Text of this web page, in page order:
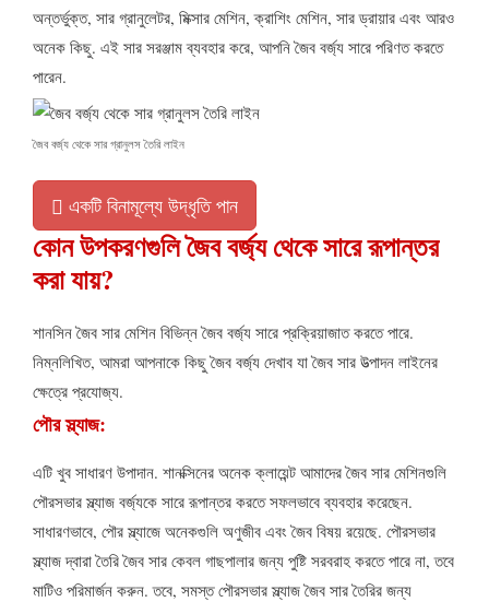
অন্তর্ভুক্ত, সার গ্রানুলেটর, মিক্সার মেশিন, ক্রাশিং মেশিন, সার ড্রায়ার এবং আরও
অনেক কিছু. এই সার সরঞ্জাম ব্যবহার করে, আপনি জৈব বর্জ্য সারে পরিণত করতে
পারেন.
জৈব বর্জ্য থেকে সার গ্রানুলস তৈরি লাইন
একটি বিনামূল্যে উদ্ধৃতি পান
কোন উপকরণগুলি জৈব বর্জ্য থেকে সারে রূপান্তর
করা যায়?
শানসিন জৈব সার মেশিন বিভিন্ন জৈব বর্জ্য সারে প্রক্রিয়াজাত করতে পারে.
নিম্নলিখিত, আমরা আপনাকে কিছু জৈব বর্জ্য দেখাব যা জৈব সার উত্পাদন লাইনের
ক্ষেত্রে প্রযোজ্য.
পৌর স্ল্যাজ:
এটি খুব সাধারণ উপাদান. শানক্সিনের অনেক ক্লায়েন্ট আমাদের জৈব সার মেশিনগুলি
পৌরসভার স্ল্যাজ বর্জ্যকে সারে রূপান্তর করতে সফলভাবে ব্যবহার করেছেন.
সাধারণভাবে, পৌর স্ল্যাজে অনেকগুলি অণুজীব এবং জৈব বিষয় রয়েছে. পৌরসভার
স্ল্যাজ দ্বারা তৈরি জৈব সার কেবল গাছপালার জন্য পুষ্টি সরবরাহ করতে পারে না, তবে
মাটিও পরিমার্জন করুন. তবে, সমস্ত পৌরসভার স্ল্যাজ জৈব সার তৈরির জন্য